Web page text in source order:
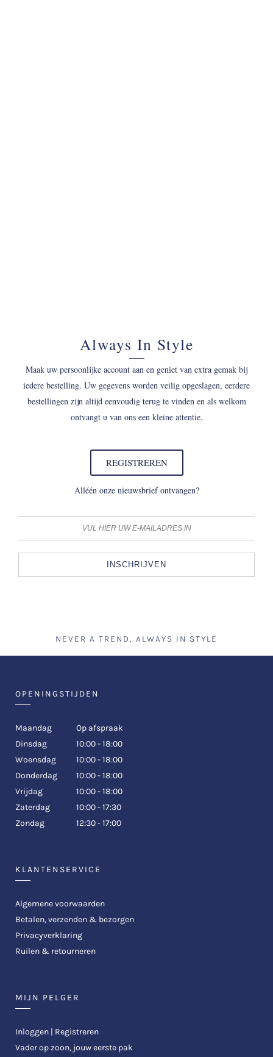
Always In Style
Maak uw persoonlijke account aan en geniet van extra gemak bij
iedere bestelling. Uw gegevens worden veilig opgeslagen, eerdere
bestellingen zijn altijd eenvoudig terug te vinden en als welkom
ontvangt u van ons een kleine attentie.
REGISTREREN
Alléén onze nieuwsbrief ontvangen?
INSCHRIJVEN
NEVER A TREND, ALWAYS IN STYLE
OPENINGSTIJDEN
Maandag
Op afspraak
Dinsdag
10:00 - 18:00
Woensdag
10:00 - 18:00
Donderdag
10:00 - 18:00
Vrijdag
10:00 - 18:00
Zaterdag
10:00 - 17:30
Zondag
12:30 - 17:00
KLANTENSERVICE
Algemene voorwaarden
Betalen, verzenden & bezorgen
Privacyverklaring
Ruilen & retourneren
MIJN PELGER
Inloggen | Registreren
Vader op zoon, jouw eerste pak